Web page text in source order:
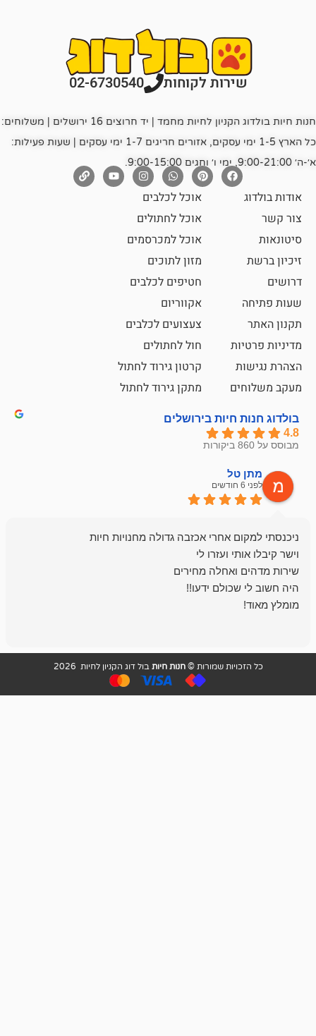
לקוחות 02-6730540
חנות חיות בולדוג הקניון לחיות מחמד | יד חרוצים 16 ירושלים | משלוחים:
כל הארץ 1-5 ימי עסקים, אזורים חריגים 1-7 ימי עסקים | שעות פעילות:
אוכל לכלבים
אוכל לחתולים
אוכל למכרסמים
מזון לתוכים
חטיפים לכלבים
אקווריום
צעצועים לכלבים
חול לחתולים
קרטון גירוד לחתול
מתקן גירוד לחתול
בירושלים
חנות חיותבול דוג הקניון לחיות 2026